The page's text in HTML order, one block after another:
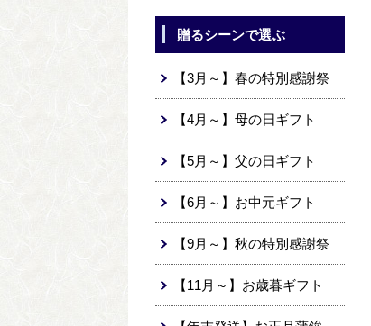
贈るシーンで選ぶ
【3月～】春の特別感謝祭
【4月～】母の日ギフト
【5月～】父の日ギフト
【6月～】お中元ギフト
【9月～】秋の特別感謝祭
【11月～】お歳暮ギフト